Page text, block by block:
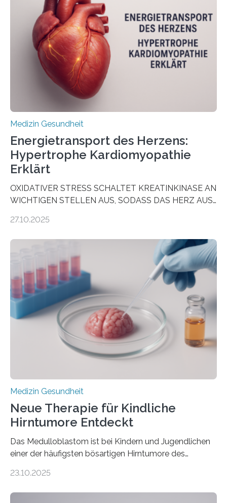
sogenannte Organoide – genutzt werden können, um
vorab zu prüfen, welche Medikamente am besten
wirken. Dabei wurde ein Eiweiß identifiziert, das künftig
als Biomarker für die Wahl der passenden Therapie
dienen könnte. Darmkrebs zählt weltweit zu den
häufigsten Krebsarten und stellt…
Medizin Gesundheit
Energietransport des Herzens:
Hypertrophe Kardiomyopathie
Erklärt
OXIDATIVER STRESS SCHALTET KREATINKINASE AN
WICHTIGEN STELLEN AUS, SODASS DAS HERZ AUS
aus dem Deutschen Zentrum für Herzinsuffizienz
im Journal Circulation, warum der Energietransport bei
der Hypertrophen Kardiomyopathie (HCM) versagen
kann und wie sich durch eine Verringerung der
Herzbelastung und des oxidativen Stresses
Rhythmusstörungen reduzieren lassen. Würzburg. Die
hypertrophe Kardiomyopathie (HCM) ist die häufigste
erblich bedingte Herzerkrankung. Sie führt dazu, dass
sich die linke Herzkammer verdickt, der Herzmuskel zu
stark kontrahiert…
27.10.2025
Medizin Gesundheit
Neue Therapie für Kindliche
Hirntumore Entdeckt
Das Medulloblastom ist bei Kindern und Jugendlichen
einer der häufigsten bösartigen Hirntumore des
Betroffenen können mit heutigen Methoden geheilt
23.10.2025